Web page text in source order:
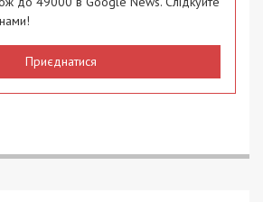
Приєднатися